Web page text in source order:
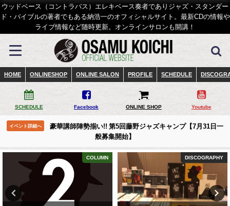
ウッドベース（コントラバス）エレキベース奏者でありジャズ・スタンダー
ド・バイブルの著者でもある納浩一のオフィシャルサイト。最新CDの情報や
ライブ情報など随時更新。オンラインサロンも開講！
HOME ONLINESHOP ONLINE SALON PROFILE SCHEDULE
SCHEDULE Facebook ONLINE SHOP Youtube
イベント詳細へ
豪華講師陣勢揃い!! 第5回藤野ジャズキャンプ【7月31日一
般募集開始】
COLUMN DISCOGRAPHY